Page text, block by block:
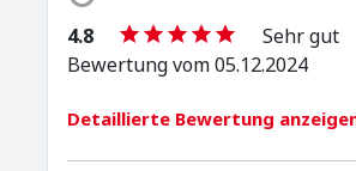
4.8
Sehr gut
Bewertung vom 05.12.2024
Detaillierte Bewertung